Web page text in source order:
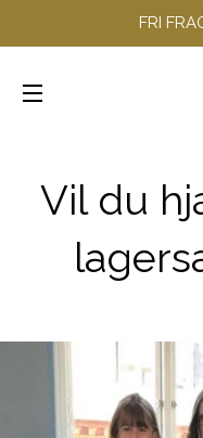
FRI
Vil du